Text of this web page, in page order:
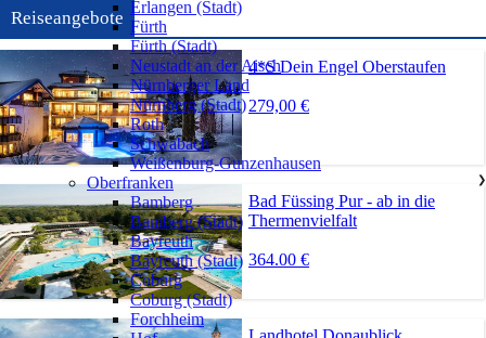
Reiseangebote
4*S Dein Engel Oberstaufen
279,00 €
Bad Füssing Pur - ab in die
Thermenvielfalt
364.00 €
Erlangen (Stadt)
Fürth
Fürth (Stadt)
Neustadt an der Aisch
Nürnberger Land
Nürnberg (Stadt)
Roth
Schwabach
Weißenburg-Gunzenhausen
Oberfranken
❯
Bamberg
Bamberg (Stadt)
Bayreuth
Bayreuth (Stadt)
Coburg
Coburg (Stadt)
Forchheim